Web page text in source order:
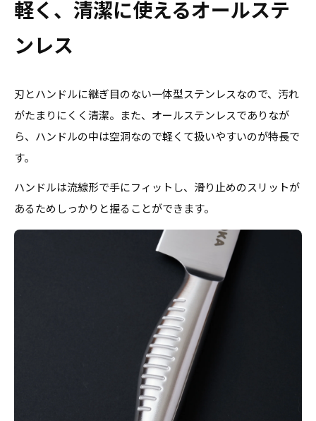
軽く、清潔に使えるオールステ
ンレス
刃とハンドルに継ぎ目のない一体型ステンレスなので、汚れ
がたまりにくく清潔。また、オールステンレスでありなが
ら、ハンドルの中は空洞なので軽くて扱いやすいのが特長で
す。
ハンドルは流線形で手にフィットし、滑り止めのスリットが
あるためしっかりと握ることができます。